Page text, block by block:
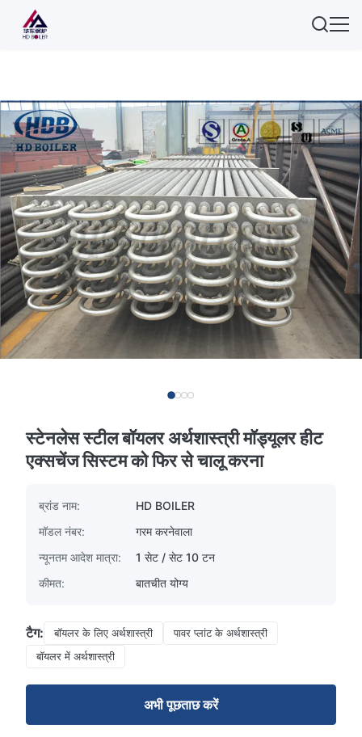
स्टेनलेस स्टील बॉयलर अर्थशास्त्री मॉड्यूलर हीट
एक्सचेंज सिस्टम को फिर से चालू करना
ब्रांड नाम:
HD BOILER
मॉडल नंबर:
गरम करनेवाला
न्यूनतम आदेश मात्रा:
1 सेट / सेट 10 टन
कीमत:
बातचीत योग्य
टैग: बॉयलर के लिए अर्थशास्त्री
पावर प्लांट के अर्थशास्त्री
बॉयलर में अर्थशास्त्री
अभी पूछताछ करें